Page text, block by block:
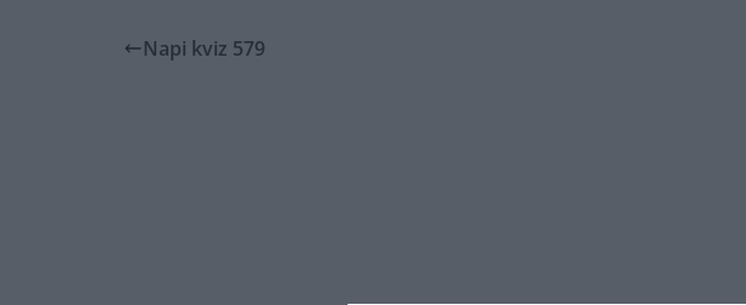
Napi kviz 579